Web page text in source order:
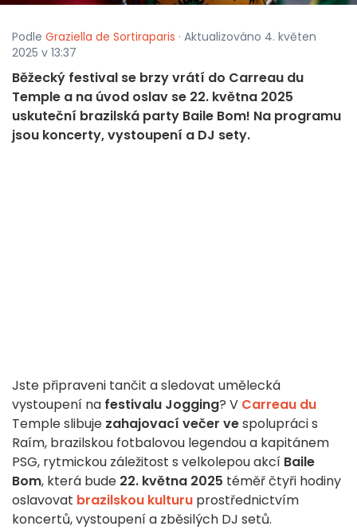
Podle Graziella de Sortiraparis · Aktualizováno 4. květen
2025 v 13:37
Běžecký festival se brzy vrátí do Carreau du
Temple a na úvod oslav se 22. května 2025
uskuteční brazilská party Baile Bom! Na programu
jsou koncerty, vystoupení a DJ sety.
Jste připraveni tančit a sledovat umělecká
vystoupení na festivalu Jogging? V Carreau du
Temple slibuje zahajovací večer vespolupráci s
Raím, brazilskou fotbalovou legendou a kapitánem
PSG, rytmickou záležitost s velkolepou akcí Baile
Bom, která bude 22. května 2025 téměř čtyři hodiny
oslavovat brazilskou kulturu prostřednictvím
koncertů, vystoupení a zběsilých DJ setů.